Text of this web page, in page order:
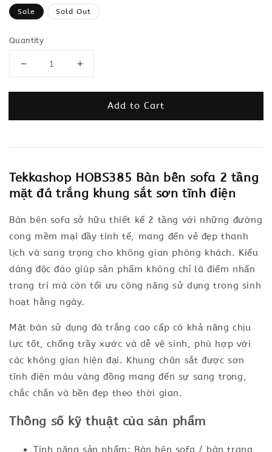
price
Sale Sold Out
Quantity
Add to Cart
Tekkashop HOBS385 Bàn bên sofa 2 tầng
mặt đá trắng khung sắt sơn tĩnh điện
Bàn bên sofa sở hữu thiết kế 2 tầng với những đường
cong mềm mại đầy tinh tế, mang đến vẻ đẹp thanh
lịch và sang trọng cho không gian phòng khách. Kiểu
dáng độc đáo giúp sản phẩm không chỉ là điểm nhấn
trang trí mà còn tối ưu công năng sử dụng trong sinh
hoạt hằng ngày.
Mặt bàn sử dụng đá trắng cao cấp có khả năng chịu
lực tốt, chống trầy xước và dễ vệ sinh, phù hợp với
các không gian hiện đại. Khung chân sắt được sơn
tĩnh điện màu vàng đồng mang đến sự sang trọng,
chắc chắn và bền đẹp theo thời gian.
Thông số kỹ thuật của sản phẩm
Tính năng sản phẩm: Bàn bên sofa / bàn trang